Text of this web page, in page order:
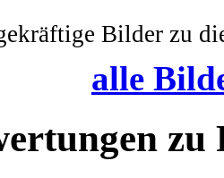
Bilder zu
alle
zu